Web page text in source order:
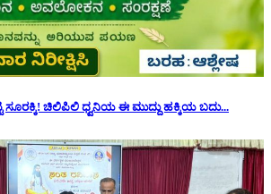
ಸೂರಕ್ಕಿ! ಚಿಲಿಪಿಲಿ ಧ್ವನಿಯ ಈ ಮುದ್ದು ಹಕ್ಕಿಯ ಬದು...